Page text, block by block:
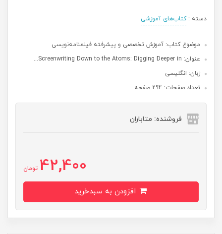
دسته :کتاب‌های آموزشی
موضوع کتاب: آموزش تخصصی و پیشرفته فیلمنامه‌نویسی
عنوان: Screenwriting Down to the Atoms: Digging Deeper in...
زبان: انگلیسی
تعداد صفحات: 294 صفحه
فروشنده: متاباران
42,400 تومان